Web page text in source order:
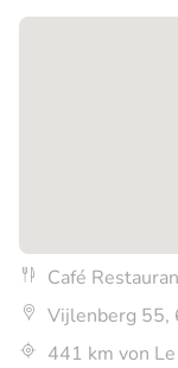
Café
Vijlenberg 55,
441 km von